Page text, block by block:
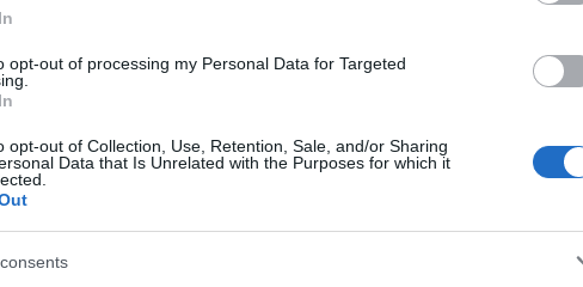
opt-out of processing my Personal Data for Targeted
opt-out of Collection, Use, Retention, Sale, and/or Sharing
Data that Is Unrelated with the Purposes for which it
i tuoi video e le tue foto
+39 345 356 7512
di GalluraOggi.it